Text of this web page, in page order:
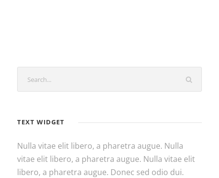
TEXT WIDGET
Nulla vitae elit libero, a pharetra augue. Nulla
vitae elit libero, a pharetra augue. Nulla vitae elit
libero, a pharetra augue. Donec sed odio dui.